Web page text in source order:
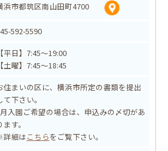
浜市都筑区南山田町4700
592-5590
【平日】7:45～19:00
【土曜】7:45～18:45
住まいの区に、横浜市所定の書類を提出
て下さい。
入園ご希望の場合は、申込みの〆切があ
ます。
細はこちらをご覧下さい。